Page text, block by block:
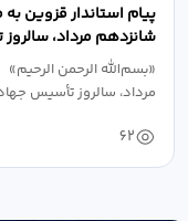
پیام استاندار قزوین
شانزدهم مرداد،
دانشگاهی
«بسم‌الله الرحمن
مرداد، سالروز تأسیس
62